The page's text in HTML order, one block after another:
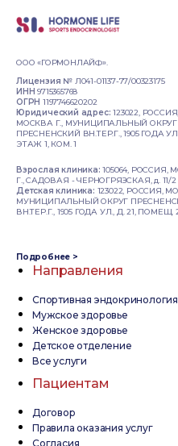
ООО «ГОРМОНЛАЙФ».
Лицензия № Л041-01137-77/00323175
ИНН 9715365768
ОГРН 1197746620202
Юридический адрес:123022, РОССИЯ,
МОСКВА Г., МУНИЦИПАЛЬНЫЙ ОКРУГ
ПРЕСНЕНСКИЙ ВН.ТЕР.Г., 1905 ГОДА
ЭТАЖ 1, КОМ. 1
Взрослая клиника: 105064, РОССИЯ,
Г., САДОВАЯ - ЧЕРНОГРЯЗСКАЯ, д. 11/2
Детская клиника: 123022, РОССИЯ,
МУНИЦИПАЛЬНЫЙ ОКРУГ
ВН.ТЕР.Г., 1905 ГОДА УЛ., Д. 21, ПОМЕЩ.
Подробнее >
Направления
Спортивная эндокринология
Мужское здоровье
Женское здоровье
Детское отделение
Все услуги
Пациентам
Договор
Правила оказания услуг
Согласия